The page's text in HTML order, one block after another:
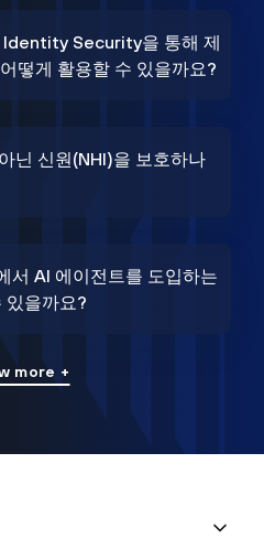
Identity Security을 통해 제
떻게 활용할 수 있을까요?
닌 신원(NHI)을 보호하나
서 AI 에이전트를 도입하는
있을까요?
more +